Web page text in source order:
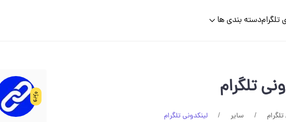
تلگرامدسته بندی ها
تلگرام
سایر لینکدونی تلگرام
ویژه